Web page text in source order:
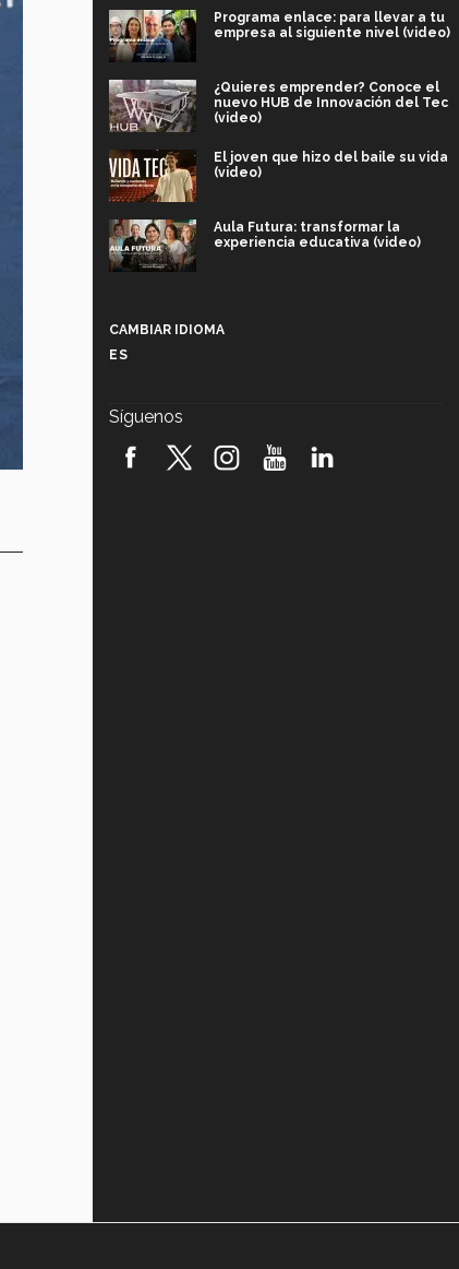
Programa enlace: para llevar a tu
empresa al siguiente nivel (video)
¿Quieres emprender? Conoce el
nuevo HUB de Innovación del Tec
(video)
El joven que hizo del baile su vida
(video)
Aula Futura: transformar la
experiencia educativa (video)
robótica FIRST 2026! (video)
CAMBIAR IDIOMA
ES
Síguenos